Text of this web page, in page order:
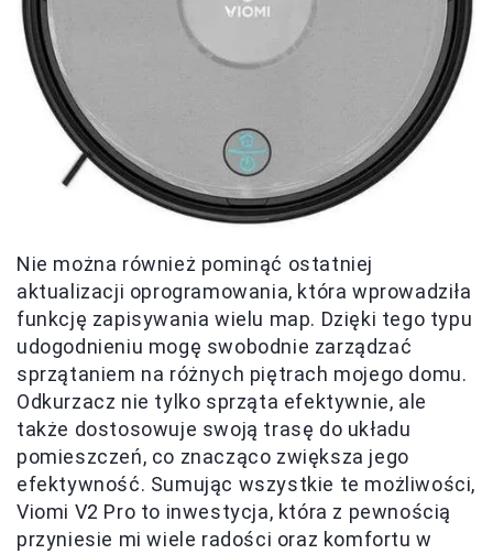
Nie można również pominąć ostatniej
aktualizacji oprogramowania, która wprowadziła
funkcję zapisywania wielu map. Dzięki tego typu
udogodnieniu mogę swobodnie zarządzać
sprzątaniem na różnych piętrach mojego domu.
Odkurzacz nie tylko sprząta efektywnie, ale
także dostosowuje swoją trasę do układu
pomieszczeń, co znacząco zwiększa jego
efektywność. Sumując wszystkie te możliwości,
Viomi V2 Pro to inwestycja, która z pewnością
przyniesie mi wiele radości oraz komfortu w